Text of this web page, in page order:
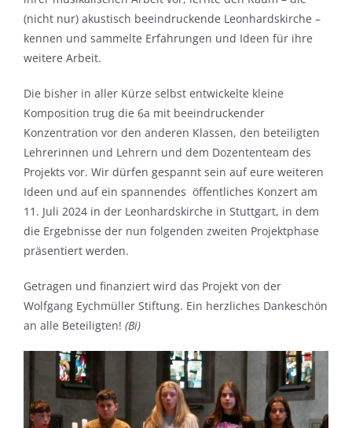
(nicht nur) akustisch beeindruckende Leonhardskirche –
kennen und sammelte Erfahrungen und Ideen für ihre
weitere Arbeit.
Die bisher in aller Kürze selbst entwickelte kleine
Komposition trug die 6a mit beeindruckender
Konzentration vor den anderen Klassen, den beteiligten
Lehrerinnen und Lehrern und dem Dozententeam des
Projekts vor. Wir dürfen gespannt sein auf eure weiteren
Ideen und auf ein spannendes öffentliches Konzert am
11. Juli 2024 in der Leonhardskirche in Stuttgart, in dem
die Ergebnisse der nun folgenden zweiten Projektphase
präsentiert werden.
Getragen und finanziert wird das Projekt von der
Wolfgang Eychmüller Stiftung. Ein herzliches Dankeschön
an alle Beteiligten! (Bi)